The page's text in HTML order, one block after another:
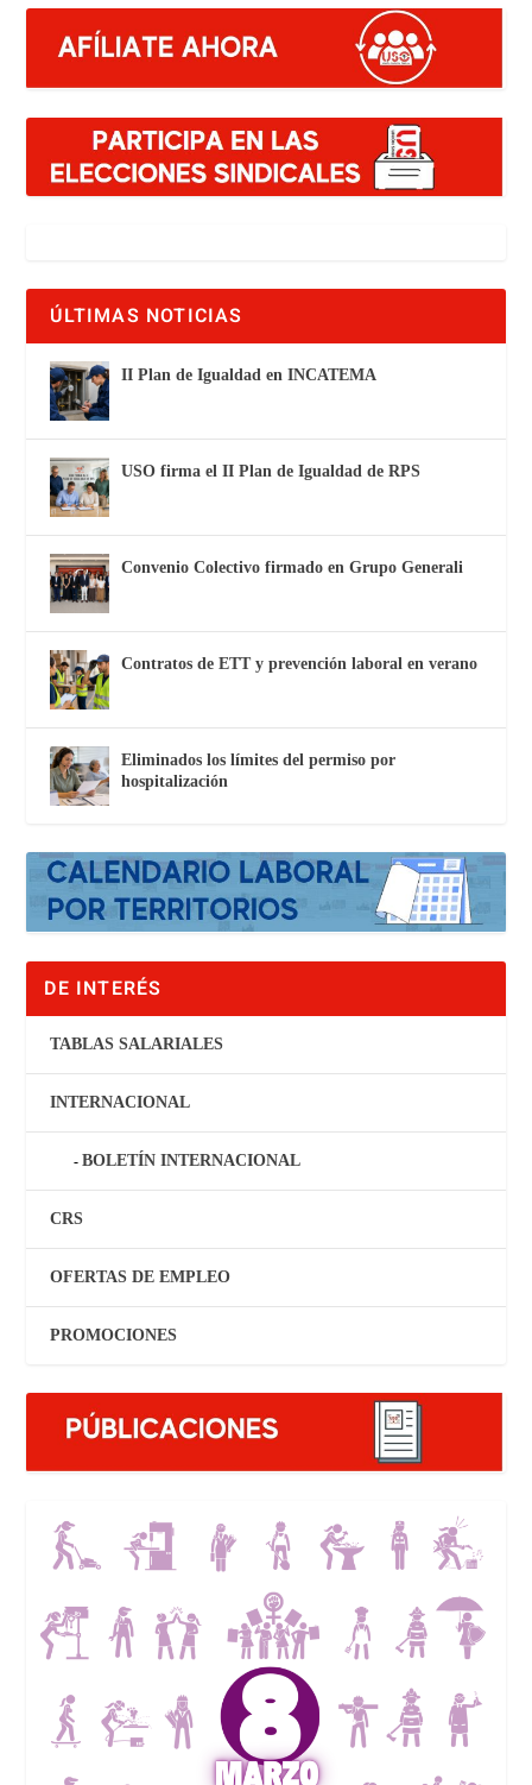
ÚLTIMAS NOTICIAS
II Plan de Igualdad en INCATEMA
USO firma el II Plan de Igualdad de RPS
Convenio Colectivo firmado en Grupo Generali
Contratos de ETT y prevención laboral en verano
Eliminados los límites del permiso por
hospitalización
DE INTERÉS
TABLAS SALARIALES
INTERNACIONAL
BOLETÍN INTERNACIONAL
CRS
OFERTAS DE EMPLEO
PROMOCIONES